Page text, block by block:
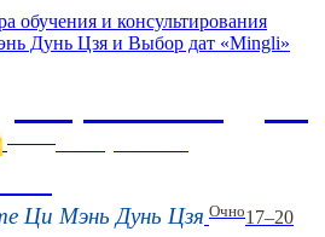
обучения и консультирования
Дунь Цзя и Выбор дат «Mingli»
Ци Мэнь Дунь Цзя Очно17–20